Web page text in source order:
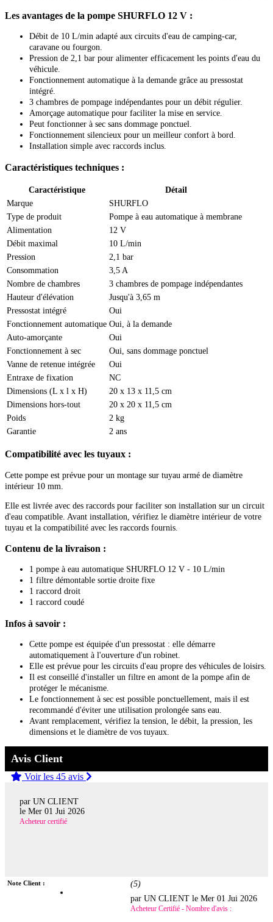
Les avantages de la pompe SHURFLO 12 V :
Débit de 10 L/min adapté aux circuits d'eau de camping-car,
caravane ou fourgon.
Pression de 2,1 bar pour alimenter efficacement les points d'eau du
véhicule.
Fonctionnement automatique à la demande grâce au pressostat
intégré.
3 chambres de pompage indépendantes pour un débit régulier.
Amorçage automatique pour faciliter la mise en service.
Peut fonctionner à sec sans dommage ponctuel.
Fonctionnement silencieux pour un meilleur confort à bord.
Installation simple avec raccords inclus.
Caractéristiques techniques :
Caractéristique
Détail
Marque
SHURFLO
Type de produit
Pompe à eau automatique à membrane
Alimentation
12 V
Débit maximal
10 L/min
Pression
2,1 bar
Consommation
3,5 A
Nombre de chambres
3 chambres de pompage indépendantes
Hauteur d'élévation
Jusqu'à 3,65 m
Pressostat intégré
Oui
Fonctionnement automatique Oui, à la demande
Auto-amorçante
Oui
Fonctionnement à sec
Oui, sans dommage ponctuel
Vanne de retenue intégrée
Oui
Entraxe de fixation
NC
Dimensions (L x l x H)
20 x 13 x 11,5 cm
Dimensions hors-tout
20 x 20 x 11,5 cm
Poids
2 kg
Garantie
2 ans
Compatibilité avec les tuyaux :
Cette pompe est prévue pour un montage sur tuyau armé de diamètre
intérieur 10 mm.
Elle est livrée avec des raccords pour faciliter son installation sur un circuit
d'eau compatible. Avant installation, vérifiez le diamètre intérieur de votre
tuyau et la compatibilité avec les raccords fournis.
Contenu de la livraison :
1 pompe à eau automatique SHURFLO 12 V - 10 L/min
1 filtre démontable sortie droite fixe
1 raccord droit
1 raccord coudé
Infos à savoir :
Cette pompe est équipée d'un pressostat : elle démarre
automatiquement à l'ouverture d'un robinet.
Elle est prévue pour les circuits d'eau propre des véhicules de loisirs.
Il est conseillé d'installer un filtre en amont de la pompe afin de
protéger le mécanisme.
Le fonctionnement à sec est possible ponctuellement, mais il est
recommandé d'éviter une utilisation prolongée sans eau.
Avant remplacement, vérifiez la tension, le débit, la pression, les
dimensions et le diamètre de vos tuyaux.
Avis Client
Voir les 45 avis
par UN CLIENT
le Mer 01 Jui 2026
Acheteur certifié
Note Client : (5)
par UN CLIENT leMer 01 Jui 2026
Acheteur Certifié - Nombre d'avis :